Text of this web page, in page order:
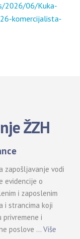
2026/06/Kuka-
komercijalista-
ŽZH
zapošljavanje vodi
evidencije o
i zaposlenim
i strancima koji
privremene i
poslove …Više